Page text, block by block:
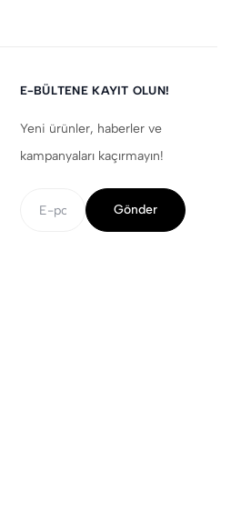
E-BÜLTENE KAYIT OLUN!
Yeni ürünler, haberler ve
kampanyaları kaçırmayın!
Gönder